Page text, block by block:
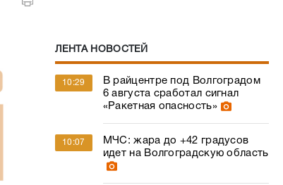
ЛЕНТА НОВОСТЕЙ
10:29
В райцентре под Волгоградом
6 августа сработал сигнал
«Ракетная опасность»
10:07
МЧС: жара до +42 градусов
идет на Волгоградскую область